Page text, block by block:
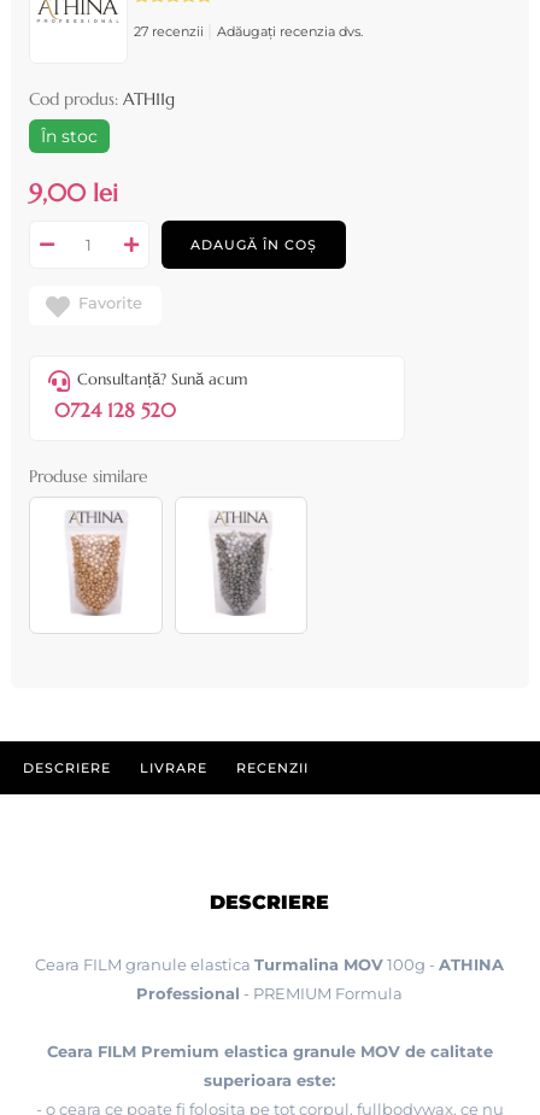
27 recenzii Adăugați recenzia dvs.
Cod produs: ATH11g
În stoc
9,00 lei
ADAUGĂ ÎN COȘ
Favorite
Consultanță? Sună acum
0724 128 520
Produse similare
DESCRIERE LIVRARE RECENZII
DESCRIERE
Ceara FILM granule elasticaTurmalina MOV100g -ATHINA
Professional - PREMIUM Formula
Ceara FILM Premium elastica granule MOV de calitate
superioara este:
- o ceara ce poate fi folosita pe tot corpul, fullbodywax, ce nu